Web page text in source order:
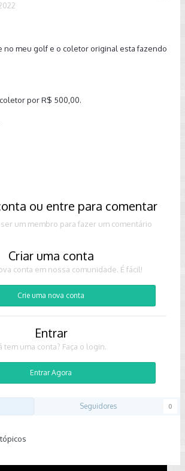
no meu golf e o coletor original esta fazendo
por R$ 500,00.
ou entre para comentar
um membro para fazer um comentário
Criar uma conta
conta em nossa comunidade. É fácil!
Crie uma nova conta
Entrar
tem uma conta? Faça o login.
Entrar Agora
Seguidores 0